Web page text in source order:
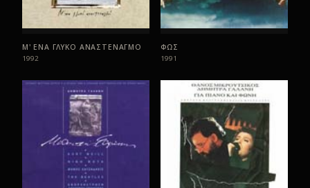
Μ' ΕΝΑ ΓΛΥΚΟ ΑΝΑΣΤΕΝΑΓΜΟ
1992
ΦΩΣ
1991